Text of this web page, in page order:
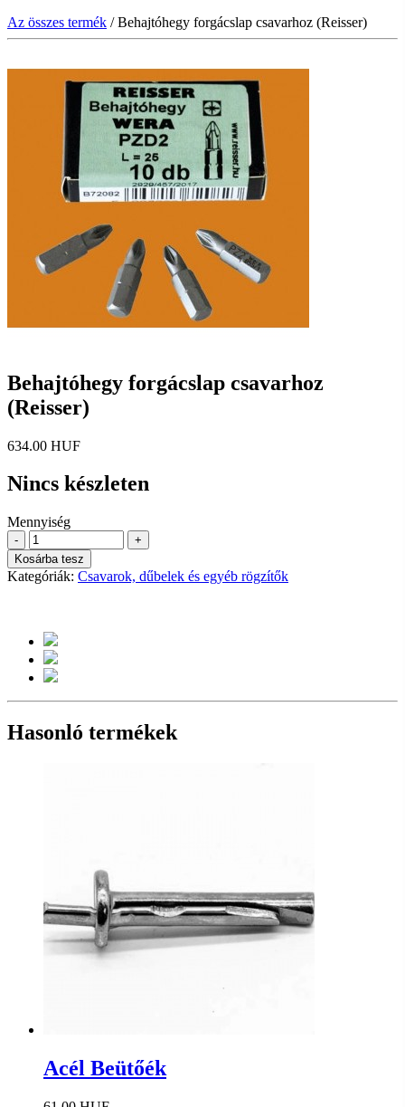
Az összes termék / Behajtóhegy forgácslap csavarhoz (Reisser)
Behajtóhegy forgácslap csavarhoz
(Reisser)
634.00 HUF
Nincs készleten
Mennyiség
-
+
Kosárba tesz
Kategóriák: Csavarok, dűbelek és egyéb rögzítők
Hasonló termékek
Acél Beütőék